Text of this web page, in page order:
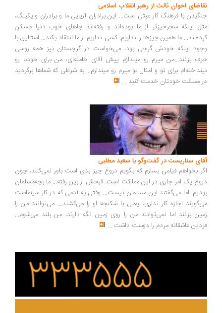
اخوان ثالث از رهبر انقلاب اسلامی
با فرهنگ کار عبثی است... این برادران آریایی ما و برادران وایکینگ،
اینکه سحرخیزتر از ما بوده‌اند و رفته‌اند جاهای خوب دنیا مسکن
ما همین چیزها را نداریم. کسی نداریم از ما انتقاد بکند... استالین با
اینکه خودش گرجی بود، می‌خواست در گرجستان نیز همه روسی
بزنند...من میرم رو میندازم پیش آقای خامنه‌ای، من برای خودم رو
برای تو و امثال تو میرم رو میندازم... به شرطی که شماها برگردید
مملکت خودتان خدمت کنید...
سناریست در گفت‌وگو با سعید مطلبی
بخواهم فیلمی بسازم که بگویم دروغ چیز بدی است باور نمی‌کنند، چون
یک امر جاری در این مملکت است. قبحش از بین رفته... ما بچه‌مسلمان
اما می‌گفتند این مسلمان نیست... وقتی به آدمی که در کار سینماست
اجازه کار نداری، یعنی با شکنجه او را می‌کشند... می‌توانند من را
بزنند اما نمی‌توانند من را روی زمین نگه دارند، من بلند می‌شوم...
عاشقانه مردم را دوست داشت ...